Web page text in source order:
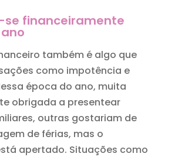
se financeiramente
também é algo que
como impotência e
época do ano, muita
obrigada a presentear
outras gostariam de
de férias, mas o
apertado. Situações como